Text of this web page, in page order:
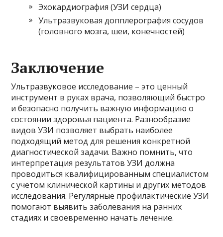
Эхокардиография (УЗИ сердца)
Ультразвуковая допплерография сосудов
(головного мозга, шеи, конечностей)
Заключение
Ультразвуковое исследование – это ценный
инструмент в руках врача, позволяющий быстро
и безопасно получить важную информацию о
состоянии здоровья пациента. Разнообразие
видов УЗИ позволяет выбрать наиболее
подходящий метод для решения конкретной
диагностической задачи. Важно помнить, что
интерпретация результатов УЗИ должна
проводиться квалифицированным специалистом
с учетом клинической картины и других методов
исследования. Регулярные профилактические УЗИ
помогают выявить заболевания на ранних
стадиях и своевременно начать лечение.